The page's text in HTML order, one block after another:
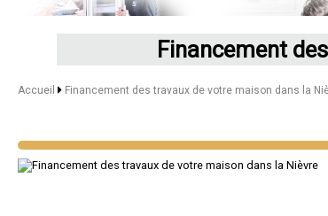
Financement
Accueil Financement des travaux de votre maison dans la